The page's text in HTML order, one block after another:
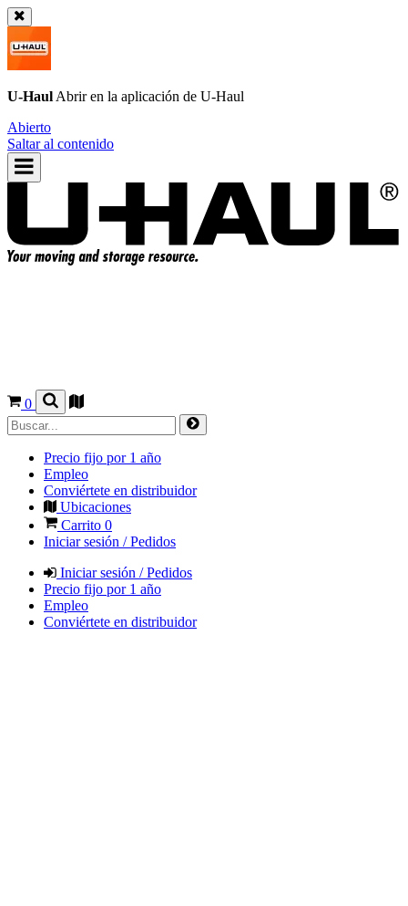
U-Haul Abrir en la aplicación de U-Haul
Abierto
Saltar al contenido
0
Precio fijo por 1 año
Empleo
Conviértete en distribuidor
Ubicaciones
Carrito 0
Iniciar sesión / Pedidos
Iniciar sesión / Pedidos
Precio fijo por 1 año
Empleo
Conviértete en distribuidor